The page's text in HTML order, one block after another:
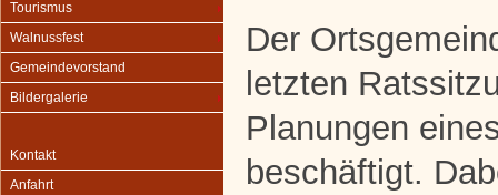
Tourismus
Walnussfest
Gemeindevorstand
Bildergalerie
Kontakt
Anfahrt
Der
letzten
Planungen
beschäftigt.